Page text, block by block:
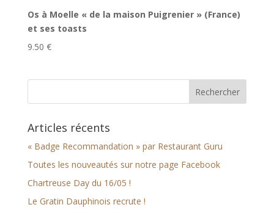
Os à Moelle « de la maison Puigrenier » (France)
et ses toasts
9.50 €
Articles récents
« Badge Recommandation » par Restaurant Guru
Toutes les nouveautés sur notre page Facebook
Chartreuse Day du 16/05 !
Le Gratin Dauphinois recrute !